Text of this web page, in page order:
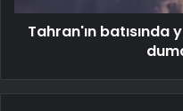
Tahran'ın batısında